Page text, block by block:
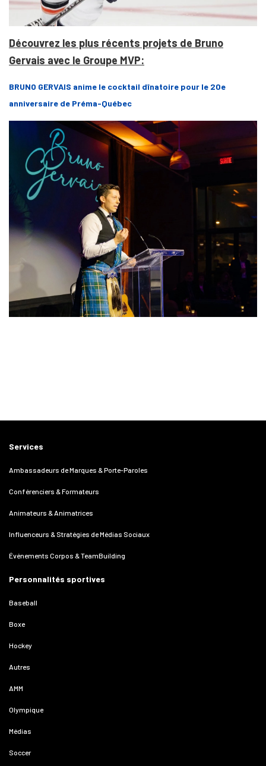
Découvrez les plus récents projets de Bruno
Gervais avec le Groupe MVP:
BRUNO GERVAIS anime le cocktail dînatoire pour le 20e
anniversaire de Préma-Québec
Services
Ambassadeurs de Marques & Porte-Paroles
Conférenciers & Formateurs
Animateurs & Animatrices
Influenceurs & Stratégies de Médias Sociaux
Événements Corpos & TeamBuilding
Personnalités sportives
Baseball
Boxe
Hockey
Autres
AMM
Olympique
Médias
Soccer